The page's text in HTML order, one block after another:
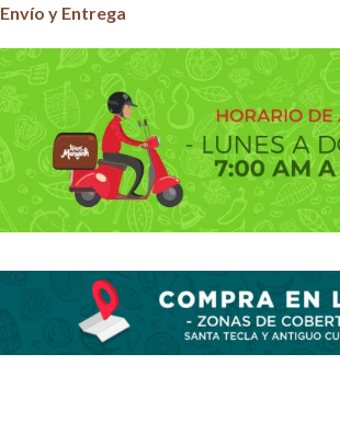
Envío y Entrega